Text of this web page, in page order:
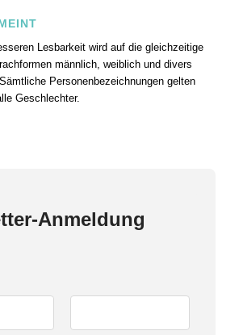
Lesbarkeit wird auf die gleichzeitige
männlich, weiblich und divers
Personenbezeichnungen gelten
Geschlechter.
Anmeldung